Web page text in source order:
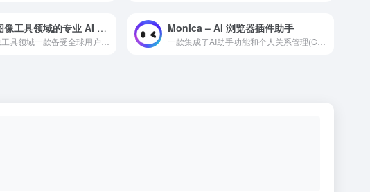
呜哩 — AI图像工具领域的专业 AI 工具 Monica – AI 浏览器插件助手